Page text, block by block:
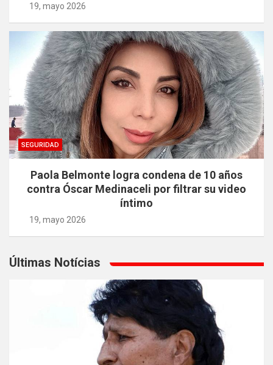
19, mayo 2026
SEGURIDAD
Paola Belmonte logra condena de 10 años
contra Óscar Medinaceli por filtrar su video
íntimo
19, mayo 2026
Últimas Notícias